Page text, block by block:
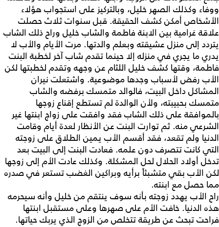
ووفاء وكذلك الصهر خليل، وبالتركيز على استجواب هؤلاء
الأشخاص أمكن كشف الحقيقة. قبل سنوات ثلاث حصلت
علاقة غرامية بين الابنة فاطمة والشاب خليل وراح ذلك الشاب
يتردد إلى منزل عشيقته وبعلم والدتها. مرت الأيام والأب لا
يدري ما يجري في منزله إلا حينما تقدم شاب آخر لخطبة البنت
فاطمة، وقتها كشف خليل اللثام عن وجهه وتقدم لخطبتها لكن
الأب رفض لأسباب وجدها موضوعية. واشتعلت نيران
المشاكل داخل البيت، فالوالد متمسك برفضه والشاب
متمسك بحبيبته، ولأن الوالدة لم تستطع إقناع زوجها
بالموافقة على ذلك الشاب فقد وافقت على زواج ابنتها غير
الشرعي منه. ثم توارت البنت عن الأنظار لعدة أيام وقامت
الدنيا ولم تقعد، فقد أقسم الأب يمين الطلاق على زوجته
التي كانت تتصرف دون علمه. فعادت البنت إلى البيت بعد
تدخل أولاد الحلال لحل المشكلة. وكذلك عادت الأم إلى زوجها
لكن الأب بقي متشبثاً برأيه وبراكين الغضب تستعر في صدره
مما حصل مع ابنته. ‍‍‍‍‍‍‍‍‍‍‍‍‍‍‍‍‍‍‍‍‍‍
راح الأب يهدد زوجته بأنه سوف ينتقم من خليل وأنه سيحرمه
هذه الدنيا. خافت الأم على صهرها وعلى مستقبل ابنتها
فراحت تبحث عن طريقة تتخلص من الزوج الذي يربك حياتها.‍‍‍‍‍‍‌‌‌‌‌‌‌‌‌‌‌‌‌‌‌